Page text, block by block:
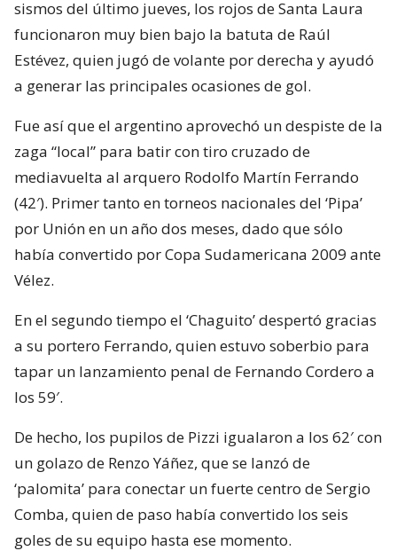
sismos del último jueves, los rojos de Santa Laura
funcionaron muy bien bajo la batuta de Raúl
Estévez, quien jugó de volante por derecha y ayudó
a generar las principales ocasiones de gol.
Fue así que el argentino aprovechó un despiste de la
zaga “local” para batir con tiro cruzado de
mediavuelta al arquero Rodolfo Martín Ferrando
(42′). Primer tanto en torneos nacionales del ‘Pipa’
por Unión en un año dos meses, dado que sólo
había convertido por Copa Sudamericana 2009 ante
Vélez.
En el segundo tiempo el ‘Chaguito’ despertó gracias
a su portero Ferrando, quien estuvo soberbio para
tapar un lanzamiento penal de Fernando Cordero a
los 59′.
De hecho, los pupilos de Pizzi igualaron a los 62′ con
un golazo de Renzo Yáñez, que se lanzó de
‘palomita’ para conectar un fuerte centro de Sergio
Comba, quien de paso había convertido los seis
goles de su equipo hasta ese momento.